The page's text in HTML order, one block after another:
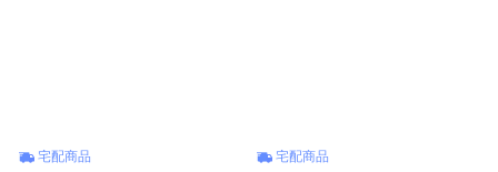
宅配商品 宅配商品